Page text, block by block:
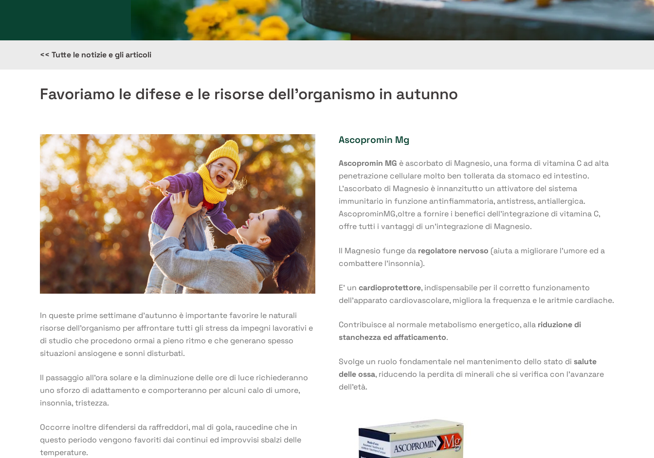
<< Tutte le notizie e gli articoli
Favoriamo le difese e le risorse dell’organismo in autunno
In queste prime settimane d’autunno è importante favorire le naturali
risorse dell’organismo per affrontare tutti gli stress da impegni lavorativi e
di studio che procedono ormai a pieno ritmo e che generano spesso
situazioni ansiogene e sonni disturbati.
Il passaggio all’ora solare e la diminuzione delle ore di luce richiederanno
uno sforzo di adattamento e comporteranno per alcuni calo di umore,
insonnia, tristezza.
Occorre inoltre difendersi da raffreddori, mal di gola, raucedine che in
questo periodo vengono favoriti dai continui ed improvvisi sbalzi delle
temperature.
Ascopromin Mg
Ascopromin MG è ascorbato di Magnesio, una forma di vitamina C ad alta
penetrazione cellulare molto ben tollerata da stomaco ed intestino.
L’ascorbato di Magnesio è innanzitutto un attivatore del sistema
immunitario in funzione antinfiammatoria, antistress, antiallergica.
AscoprominMG,oltre a fornire i benefici dell’integrazione di vitamina C,
offre tutti i vantaggi di un’integrazione di Magnesio.
Il Magnesio funge da regolatore nervoso (aiuta a migliorare l’umore ed a
combattere l’insonnia).
E’ un cardioprotettore, indispensabile per il corretto funzionamento
dell’apparato cardiovascolare, migliora la frequenza e le aritmie cardiache.
Contribuisce al normale metabolismo energetico, alla riduzione di
stanchezza ed affaticamento.
Svolge un ruolo fondamentale nel mantenimento dello stato di salute
delle ossa, riducendo la perdita di minerali che si verifica con l’avanzare
dell’età.